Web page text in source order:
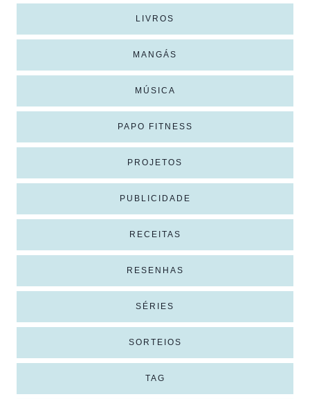
LIVROS
MANGÁS
MÚSICA
PAPO FITNESS
PROJETOS
PUBLICIDADE
RECEITAS
RESENHAS
SÉRIES
SORTEIOS
TAG